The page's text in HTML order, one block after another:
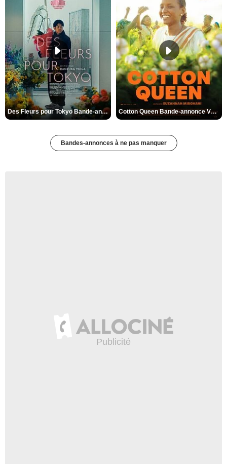
Des Fleurs pour Tokyo Bande-annonce VO STFR Cotton Queen Bande-annonce VO STFR
Bandes-annonces à ne pas manquer